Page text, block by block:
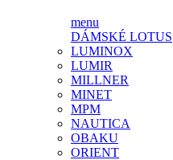
menu
DÁMSKÉ LOTUS
LUMINOX
LUMIR
MILLNER
MINET
MPM
NAUTICA
OBAKU
ORIENT